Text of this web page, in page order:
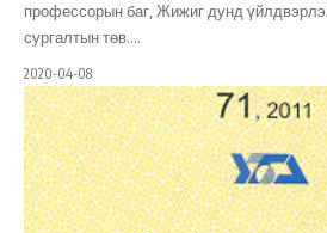
профессорын баг, Жижиг дунд
сургалтын төв.…
2020-04-08